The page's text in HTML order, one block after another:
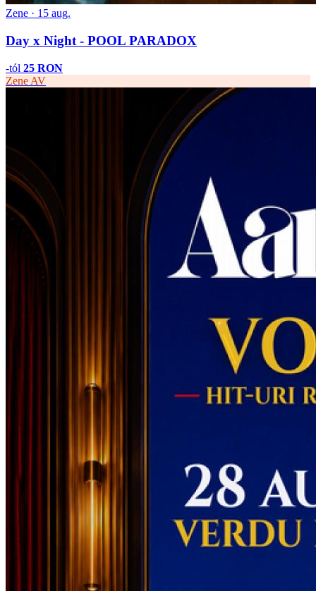
Zene · 15 aug.
Day x Night - POOL PARADOX
-tól 25 RON
Zene AV